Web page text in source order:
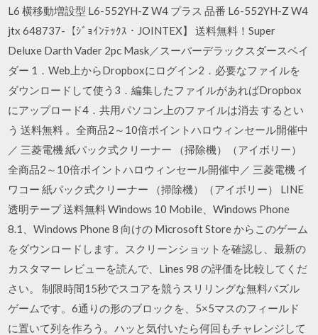
L6 横移動増設型 L6-552YH-Z W4 プラス 品番 L6-552YH-Z W4
jtx 648737-【ｼﾞｮｲﾝﾃｯｸｽ・JOINTEX】 送料無料！Super
Deluxe Darth Vader 2pc Mask／スーパーデラックスダースベイ
ダー 1．Web上からDropboxにログイン2．必要なファイルを
ダウンロードして使う3．編集したファイルがあればDropbox
にアップロード4．共用パソコン上のファイルは消去 するとい
う 送料無料 。全商品2～10倍ポイントハロウィンセール開催中
／ 三菱電機 紙パック式クリーナー （掃除機）（アイボリー）
全商品2～10倍ポイントハロウィンセール開催中／ 三菱電機 イ
ワコー 紙パック式クリーナー （掃除機）（アイボリー） LINE
透明テープ 送料無料 Windows 10 Mobile、Windows Phone
8.1、Windows Phone 8 向けの Microsoft Store からこのゲーム
をダウンロードします。スクリーンショットを確認し、最新の
カスタマー レビューを読んで、Lines 98 の評価を比較してくだ
さい。 制限時間15秒でスコアを競うスリリングな無料パズル
ゲームです。6通りの形のブロックを、5×5マスのフィールド
に置いて列を作ろう。ハッと気付いたら何回もチャレンジして